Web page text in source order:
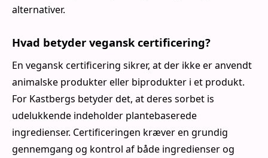
alternativer.
Hvad betyder vegansk certificering?
En vegansk certificering sikrer, at der ikke er anvendt
animalske produkter eller biprodukter i et produkt.
For Kastbergs betyder det, at deres sorbet is
udelukkende indeholder plantebaserede
ingredienser. Certificeringen kræver en grundig
gennemgang og kontrol af både ingredienser og